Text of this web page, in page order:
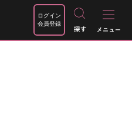
ログイン
会員登録